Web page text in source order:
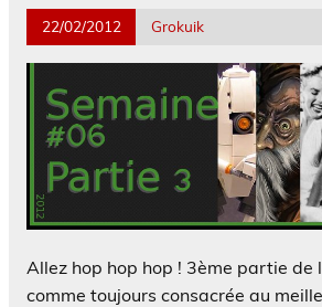
22/02/2012 Grokuik
Allez hop hop hop ! 3ème partie de
comme toujours consacrée au